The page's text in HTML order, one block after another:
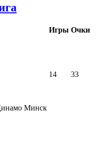
Игры Очки
Минск
14 33